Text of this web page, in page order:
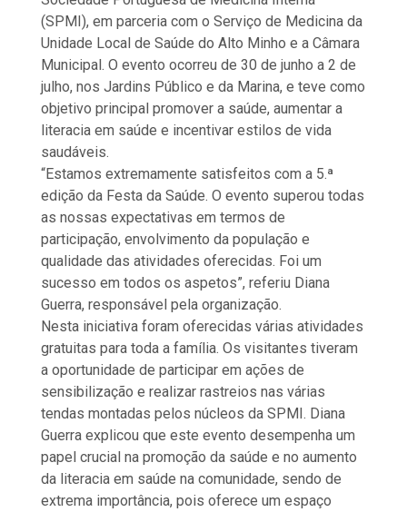
(SPMI), em parceria com o Serviço de Medicina da
Unidade Local de Saúde do Alto Minho e a Câmara
Municipal. O evento ocorreu de 30 de junho a 2 de
julho, nos Jardins Público e da Marina, e teve como
objetivo principal promover a saúde, aumentar a
literacia em saúde e incentivar estilos de vida
saudáveis.
“Estamos extremamente satisfeitos com a 5.ª
edição da Festa da Saúde. O evento superou todas
as nossas expectativas em termos de
participação, envolvimento da população e
qualidade das atividades oferecidas. Foi um
sucesso em todos os aspetos”, referiu Diana
Guerra, responsável pela organização.
Nesta iniciativa foram oferecidas várias atividades
gratuitas para toda a família. Os visitantes tiveram
a oportunidade de participar em ações de
sensibilização e realizar rastreios nas várias
tendas montadas pelos núcleos da SPMI. Diana
Guerra explicou que este evento desempenha um
papel crucial na promoção da saúde e no aumento
da literacia em saúde na comunidade, sendo de
extrema importância, pois oferece um espaço